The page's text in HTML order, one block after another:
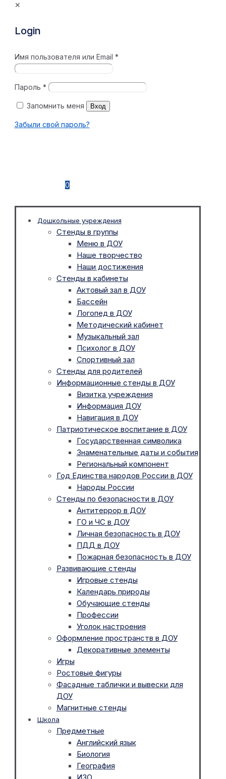
✕
Login
Имя пользователя или Email *
Пароль *
Запомнить меня Вход
Забыли свой пароль?
0
Дошкольные учреждения
Стенды в группы
Меню в ДОУ
Наше творчество
Наши достижения
Стенды в кабинеты
Актовый зал в ДОУ
Бассейн
Логопед в ДОУ
Методический кабинет
Музыкальный зал
Психолог в ДОУ
Спортивный зал
Стенды для родителей
Информационные стенды в ДОУ
Визитка учреждения
Информация ДОУ
Навигация в ДОУ
Патриотическое воспитание в ДОУ
Государственная символика
Знаменательные даты и события
Региональный компонент
Год Единства народов России в ДОУ
Народы России
Стенды по безопасности в ДОУ
Антитеррор в ДОУ
ГО и ЧС в ДОУ
Личная безопасность в ДОУ
ПДД в ДОУ
Пожарная безопасность в ДОУ
Развивающие стенды
Игровые стенды
Календарь природы
Обучающие стенды
Профессии
Уголок настроения
Оформление пространств в ДОУ
Декоративные элементы
Игры
Ростовые фигуры
Фасадные таблички и вывески для
ДОУ
Магнитные стенды
Школа
Предметные
Английский язык
Биология
География